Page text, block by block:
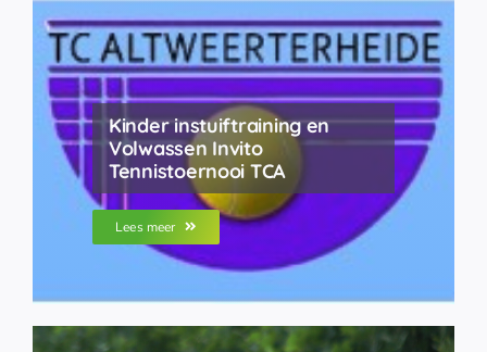
Kinder instuiftraining en
Volwassen Invito
Tennistoernooi TCA
Lees meer